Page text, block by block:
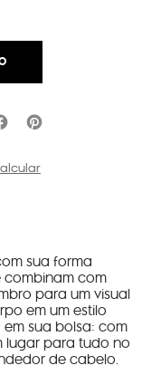
sua forma
combinam com
para um visual
em um estilo
sua bolsa: com
lugar para tudo no
de cabelo.